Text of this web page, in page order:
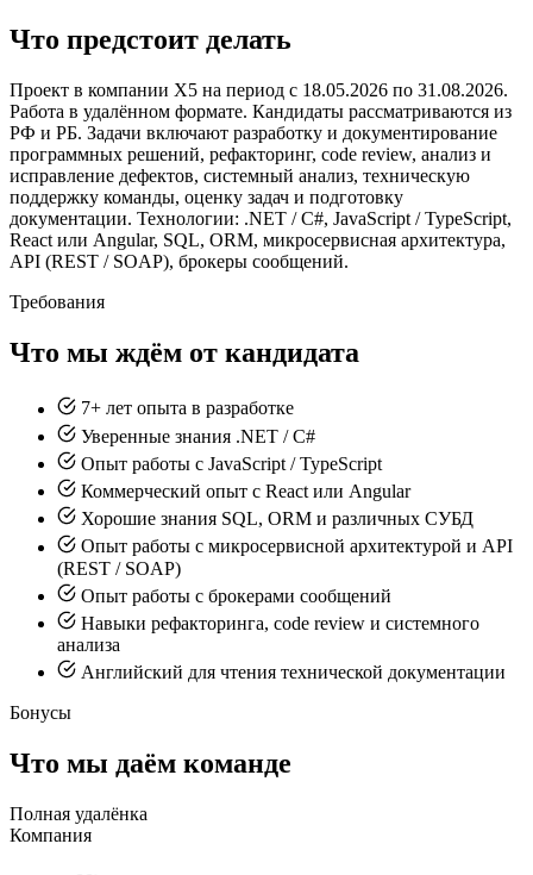
Что предстоит делать
Проект в компании X5 на период с 18.05.2026 по 31.08.2026.
Работа в удалённом формате. Кандидаты рассматриваются из
РФ и РБ. Задачи включают разработку и документирование
программных решений, рефакторинг, code review, анализ и
исправление дефектов, системный анализ, техническую
поддержку команды, оценку задач и подготовку
документации. Технологии: .NET / C#, JavaScript / TypeScript,
React или Angular, SQL, ORM, микросервисная архитектура,
API (REST / SOAP), брокеры сообщений.
Требования
Что мы ждём от кандидата
7+ лет опыта в разработке
Уверенные знания .NET / C#
Опыт работы с JavaScript / TypeScript
Коммерческий опыт с React или Angular
Хорошие знания SQL, ORM и различных СУБД
Опыт работы с микросервисной архитектурой и API
(REST / SOAP)
Опыт работы с брокерами сообщений
Навыки рефакторинга, code review и системного
анализа
Английский для чтения технической документации
Бонусы
Что мы даём команде
Полная удалёнка
Компания